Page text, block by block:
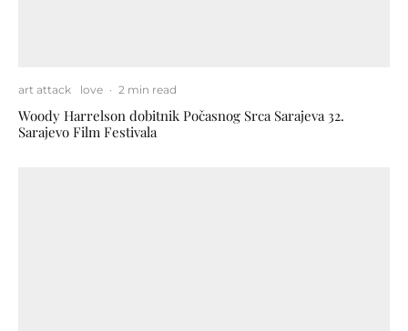
art attack love · 2 min read
Woody Harrelson dobitnik Počasnog Srca Sarajeva 32.
Sarajevo Film Festivala